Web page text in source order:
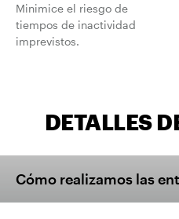
Minimice el riesgo de
tiempos de inactividad
imprevistos.
DETALLES
Cómo realizamos las